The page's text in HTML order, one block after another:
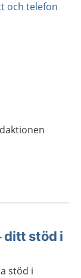
och telefon
ditt stöd i
stöd i